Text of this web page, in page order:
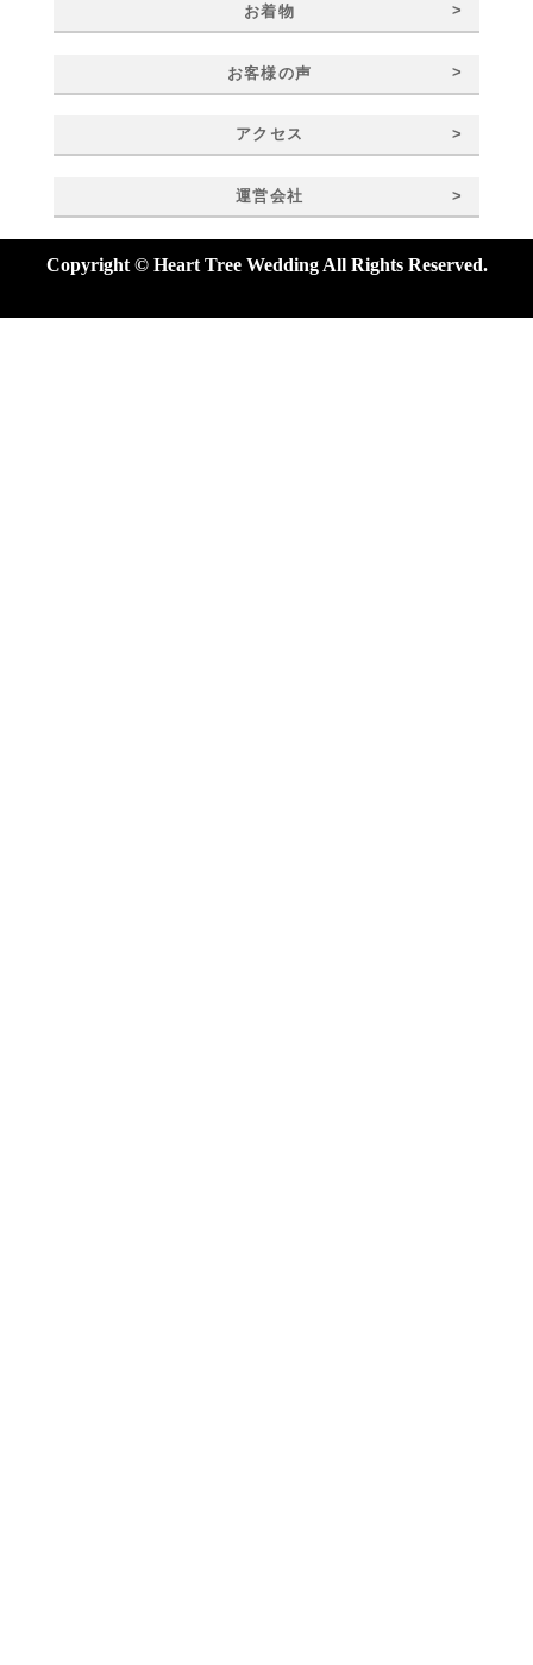
お着物 >
お客様の声 >
アクセス >
運営会社 >
Copyright © Heart Tree Wedding All Rights Reserved.